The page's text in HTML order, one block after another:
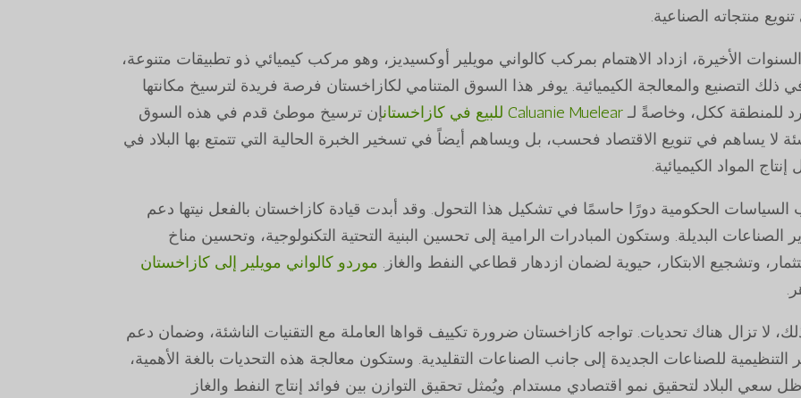
منتجاته الصناعية.
الأخيرة، ازداد الاهتمام بمركب كالواني مويلير أوكسيديز، وهو مركب كيميائي ذو تطبيقات متنوعة،
ذلك التصنيع والمعالجة الكيميائية. يوفر هذا السوق المتنامي لكازاخستان فرصة فريدة لترسيخ مكانتها
للمنطقة ككل، وخاصةً لـ Caluanie Muelear للبيع في كازاخستان
إن ترسيخ موطئ قدم في هذه السوق
لا يساهم في تنويع الاقتصاد فحسب، بل ويساهم أيضاً في تسخير الخبرة الحالية التي تتمتع بها البلاد في
إنتاج المواد الكيميائية.
السياسات الحكومية دورًا حاسمًا في تشكيل هذا التحول. وقد أبدت قيادة كازاخستان بالفعل نيتها دعم
الصناعات البديلة. وستكون المبادرات الرامية إلى تحسين البنية التحتية التكنولوجية، وتحسين مناخ
وتشجيع الابتكار، حيوية لضمان ازدهار قطاعي النفط والغاز. موردو كالواني مويلير إلى كازاخستان
لا تزال هناك تحديات. تواجه كازاخستان ضرورة تكييف قواها العاملة مع التقنيات الناشئة، وضمان دعم
التنظيمية للصناعات الجديدة إلى جانب الصناعات التقليدية. وستكون معالجة هذه التحديات بالغة الأهمية،
سعي البلاد لتحقيق نمو اقتصادي مستدام. ويُمثل تحقيق التوازن بين فوائد إنتاج النفط والغاز